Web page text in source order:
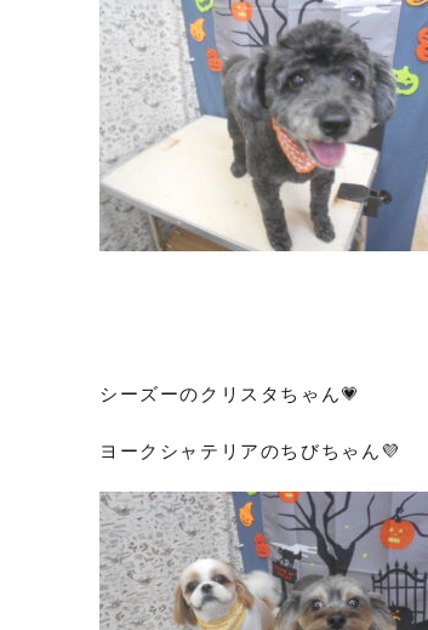
シーズーのクリスタちゃん💗
ヨークシャテリアのちびちゃん💜